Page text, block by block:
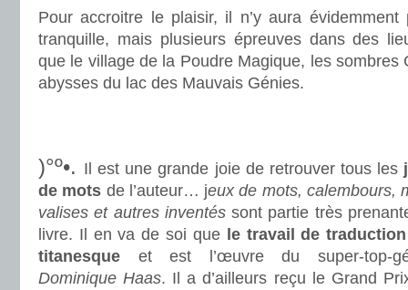
Pour accroitre le plaisir, il n’y aura évidemment
tranquille, mais plusieurs épreuves dans des
que le village de la Poudre Magique, les sombres
abysses du lac des Mauvais Génies.
)°º•. Il est une grande joie de retrouver tous les
de mots de l’auteur… jeux de mots, calembours,
valises et autres inventéssont partie très
livre. Il en va de soi que le travail de
titanesque et est l’œuvre du super-top-
Dominique Haas. Il a d’ailleurs reçu le Grand